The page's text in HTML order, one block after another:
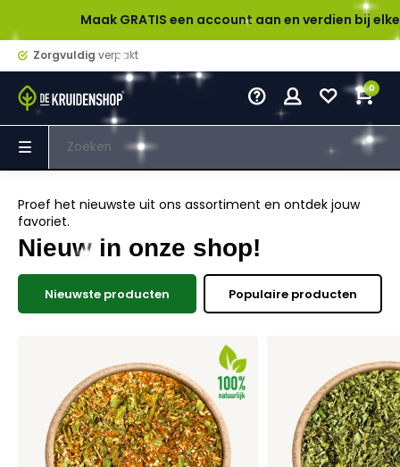
een account aan en verdien bij elke bestelling
Zorgvuldig verpakt
0
Proef het nieuwste uit ons assortiment en ontdek jouw
favoriet.
Nieuw in onze shop!
Nieuwste producten Populaire producten